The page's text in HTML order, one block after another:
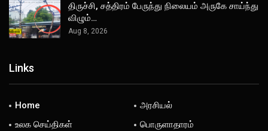
திருச்சி, சத்திரம் பேருந்து நிலையம் அருகே சாய்ந்து
விழும்…
Aug 8, 2026
Links
Home
அரசியல்
உலக செய்திகள்
பொருளாதாரம்